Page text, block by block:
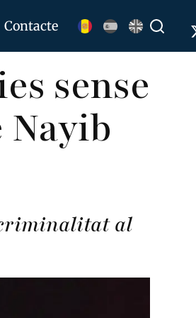
Contacte
sense
criminalitat al